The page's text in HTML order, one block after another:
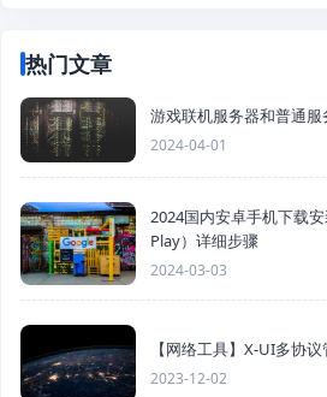
热门文章
游戏联机服务器和普通服
2024-04-01
2024国内安卓手机下载
Play）详细步骤
2024-03-03
【网络工具】X-UI多协
2023-12-02